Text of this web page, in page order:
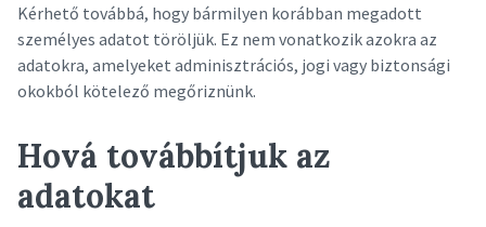
Kérhető továbbá, hogy bármilyen korábban megadott
személyes adatot töröljük. Ez nem vonatkozik azokra az
adatokra, amelyeket adminisztrációs, jogi vagy biztonsági
okokból kötelező megőriznünk.
Hová továbbítjuk az
adatokat